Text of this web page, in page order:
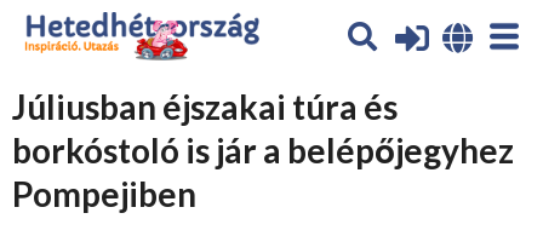
Júliusban éjszakai túra és
borkóstoló is jár a belépőjegyhez
Pompejiben